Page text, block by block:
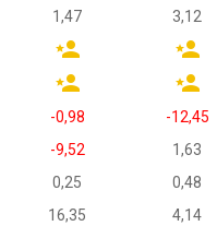
1,47 3,12
-0,98
-12,45
-9,52
1,63
0,25
0,48
16,35
4,14